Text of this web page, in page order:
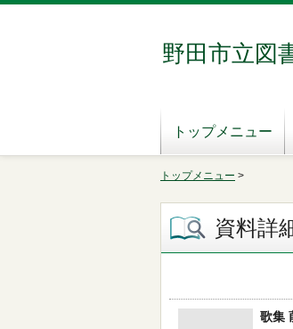
野田市立図
トップメニュー
トップメニュー >
資料詳
歌集